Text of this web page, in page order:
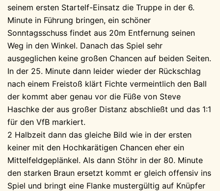
seinem ersten Startelf-Einsatz die Truppe in der 6.
Minute in Führung bringen, ein schöner
Sonntagsschuss findet aus 20m Entfernung seinen
Weg in den Winkel. Danach das Spiel sehr
ausgeglichen keine großen Chancen auf beiden Seiten.
In der 25. Minute dann leider wieder der Rückschlag
nach einem Freistoß klärt Fichte vermeintlich den Ball
der kommt aber genau vor die Füße von Steve
Haschke der aus großer Distanz abschließt und das 1:1
für den VfB markiert.
2 Halbzeit dann das gleiche Bild wie in der ersten
keiner mit den Hochkarätigen Chancen eher ein
Mittelfeldgeplänkel. Als dann Stöhr in der 80. Minute
den starken Braun ersetzt kommt er gleich offensiv ins
Spiel und bringt eine Flanke mustergültig auf Knüpfer